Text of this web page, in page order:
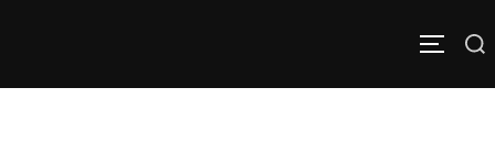
Cerca APRI/